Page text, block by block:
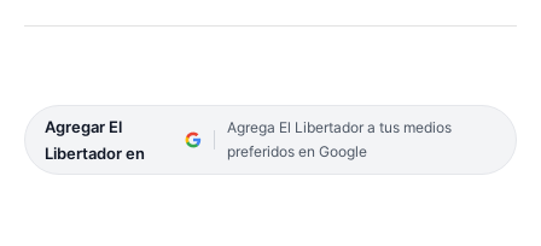
Agregar El
Libertador en
Agrega El Libertador a tus medios
preferidos en Google